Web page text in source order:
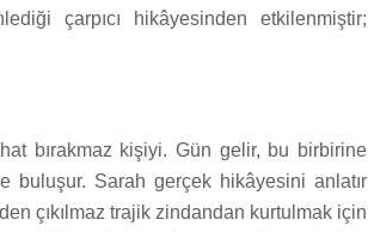
çarpıcı hikâyesinden etkilenmiştir;
bırakmaz kişiyi. Gün gelir, bu birbirine
buluşur. Sarah gerçek hikâyesini anlatır
çıkılmaz trajik zindandan kurtulmak için